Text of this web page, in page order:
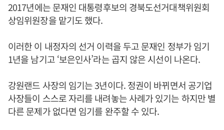
2017년에는 문재인 대통령후보의 경북도선거대책위원회
상임위원장을 맡기도 했다.
이러한 이 내정자의 선거 이력을 두고 문재인 정부가 임기
1년을 남기고 ‘보은인사’라는 곱지 않은 시선이 나온다.
강원랜드 사장의 임기는 3년이다. 정권이 바뀌면서 공기업
사장들이 스스로 자리를 내려놓는 사례가 있기는 하지만 별
다른 문제가 없다면 임기를 완주할 수 있다.